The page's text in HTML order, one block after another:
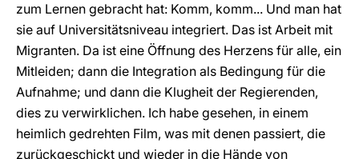
zum Lernen gebracht hat: Komm, komm... Und man hat
sie auf Universitätsniveau integriert. Das ist Arbeit mit
Migranten. Da ist eine Öffnung des Herzens für alle, ein
Mitleiden; dann die Integration als Bedingung für die
Aufnahme; und dann die Klugheit der Regierenden,
dies zu verwirklichen. Ich habe gesehen, in einem
heimlich gedrehten Film, was mit denen passiert, die
zurückgeschickt und wieder in die Hände von